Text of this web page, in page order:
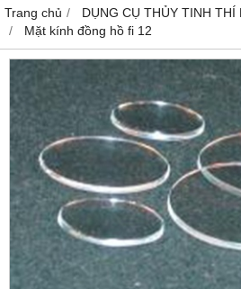
Trang chủ
DỤNG CỤ THỦY TINH THÍ
Mặt kính đồng hồ fi 12